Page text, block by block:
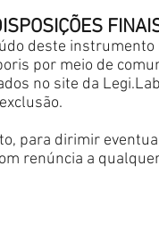
deste
por meio de
no site da
para dirimir
renúncia a